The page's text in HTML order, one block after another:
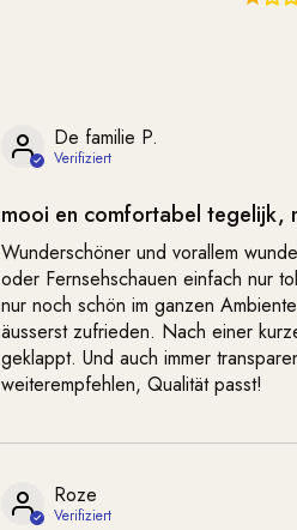
De familie P.
mooi en comfortabel tegelijk,
Wunderschöner und vorallem
oder Fernsehschauen einfach nur
nur noch schön im ganzen
äusserst zufrieden. Nach einer
geklappt. Und auch immer
weiterempfehlen, Qualität passt!
Roze